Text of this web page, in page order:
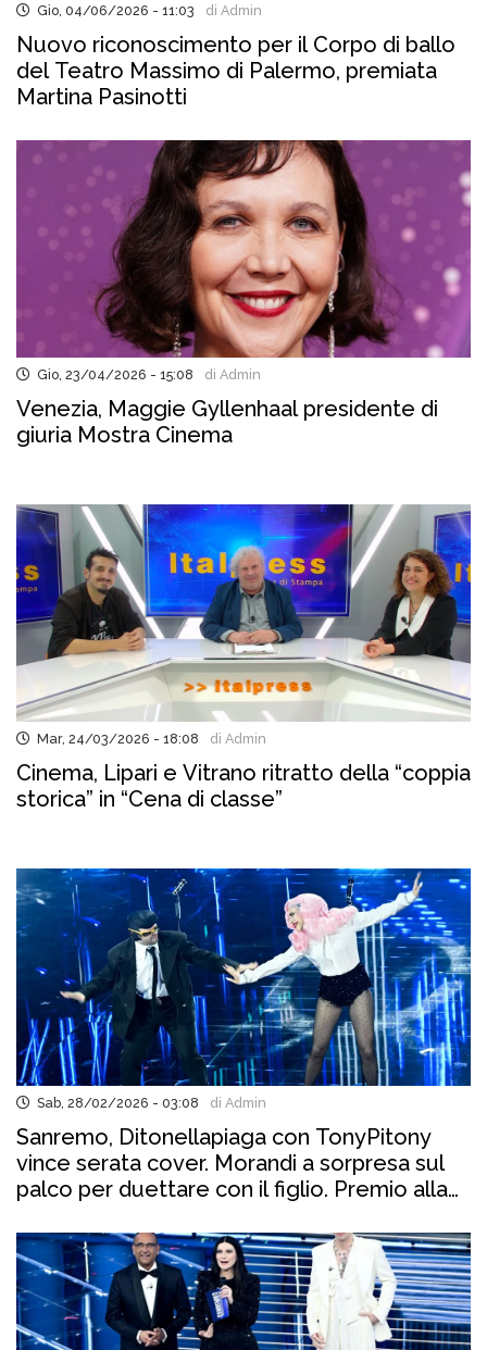
Gio, 04/06/2026 - 11:03 di Admin
Nuovo riconoscimento per il Corpo di ballo
del Teatro Massimo di Palermo, premiata
Martina Pasinotti
Gio, 23/04/2026 - 15:08 di Admin
Venezia, Maggie Gyllenhaal presidente di
giuria Mostra Cinema
Mar, 24/03/2026 - 18:08 di Admin
Cinema, Lipari e Vitrano ritratto della “coppia
storica” in “Cena di classe”
Sab, 28/02/2026 - 03:08 di Admin
Sanremo, Ditonellapiaga con TonyPitony
vince serata cover. Morandi a sorpresa sul
palco per duettare con il figlio. Premio alla